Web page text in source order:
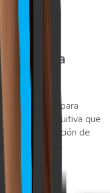
y eficiente para
intuitiva que
la programación de
de tu equipo.